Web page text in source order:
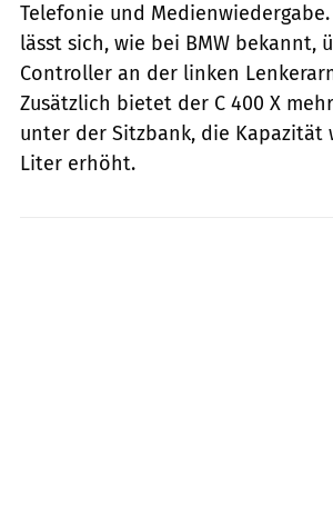
Telefonie und
lässt sich, wie bei BMW bekannt,
Controller an der linken
Zusätzlich bietet der C 400 X
unter der Sitzbank, die Kapazität
Liter erhöht.